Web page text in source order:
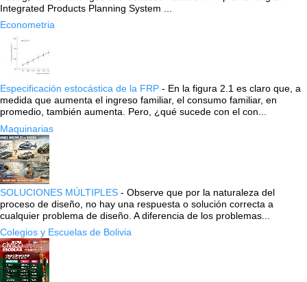
Integrated Products Planning System ...
Econometria
Especificación estocástica de la FRP - En la figura 2.1 es claro que, a
medida que aumenta el ingreso familiar, el consumo familiar, en
promedio, también aumenta. Pero, ¿qué sucede con el con...
Maquinarias
SOLUCIONES MÚLTIPLES - Observe que por la naturaleza del
proceso de diseño, no hay una respuesta o solución correcta a
cualquier problema de diseño. A diferencia de los problemas...
Colegios y Escuelas de Bolivia